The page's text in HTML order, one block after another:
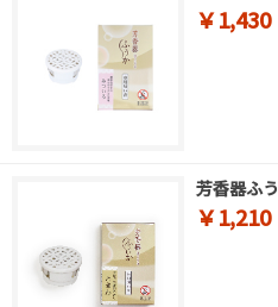
￥1,430
芳香器ふ
￥1,210